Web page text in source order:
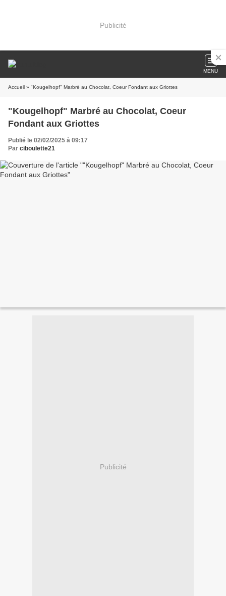
Publicité
MENU
Accueil » "Kougelhopf" Marbré au Chocolat, Coeur Fondant aux Griottes
"Kougelhopf" Marbré au Chocolat, Coeur
Fondant aux Griottes
Publié le 02/02/2025 à 09:17
Par ciboulette21
Publicité